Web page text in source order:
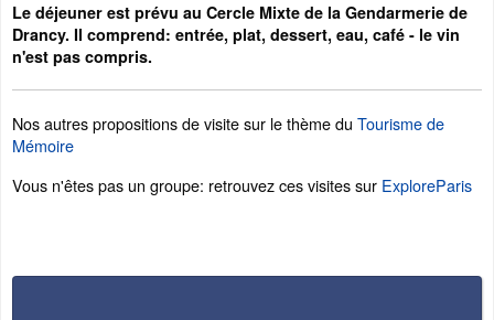
Le déjeuner est prévu au Cercle Mixte de la Gendarmerie de
Drancy. Il comprend: entrée, plat, dessert, eau, café - le vin
n'est pas compris.
Nos autres propositions de visite sur le thème du Tourisme de
Mémoire
Vous n'êtes pas un groupe: retrouvez ces visites sur ExploreParis